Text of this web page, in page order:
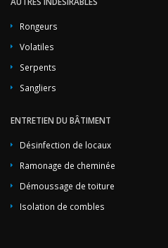
Rongeurs
Volatiles
Serpents
Sangliers
ENTRETIEN DU BÂTIMENT
Désinfection de locaux
Ramonage de cheminée
Démoussage de toiture
Isolation de combles